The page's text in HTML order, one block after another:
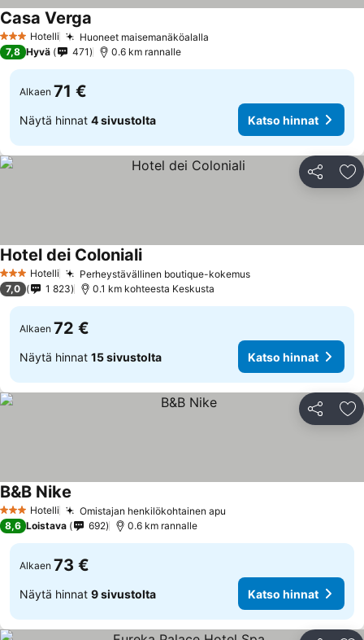
3 Tähtiluokitus
Hotelli Huoneet maisemanäköalalla
Casa Verga
7,8 Hyvä 471 0.6 km rannalle
Alkaen 71 €
Näytä hinnat 4 sivustolta Katso hinnat
Jaa
3 Tähtiluokitus
Hotelli Perheystävällinen boutique-kokemus
Hotel dei Coloniali
7,0 1 823 0.1 km kohteesta Keskusta
Alkaen 72 €
Näytä hinnat 15 sivustolta Katso hinnat
Jaa
3 Tähtiluokitus
Hotelli Omistajan henkilökohtainen apu
B&B Nike
8,6 Loistava 692 0.6 km rannalle
Alkaen 73 €
Näytä hinnat 9 sivustolta Katso hinnat